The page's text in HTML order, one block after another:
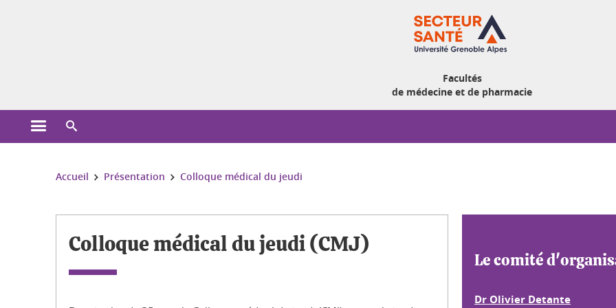
Facultés
de médecine et de pharmacie
Ouvrir le menu principal
Vous êtes ici :
Accueil Présentation Colloque médical du jeudi
Colloque médical du jeudi (CMJ)
Le comité
Dr Olivier Detante